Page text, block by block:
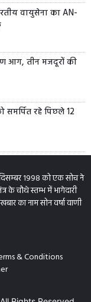
वायुसेना का AN-
आग, तीन मजदूरों की
रहे पिछले 12
1998 को एक सोच ने
के चौथे स्तम्भ में भागेदारी
का नाम सोन वर्षा वाणी
& Conditions